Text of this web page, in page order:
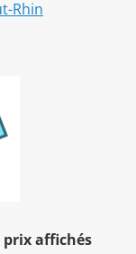
prix affichés